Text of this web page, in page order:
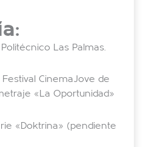
Las Palmas.
CinemaJove de
«La Oportunidad»
«Doktrina» (pendiente